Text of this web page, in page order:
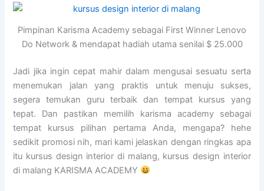
Pimpinan Karisma Academy sebagai First Winner Lenovo
Do Network & mendapat hadiah utama senilai $ 25.000
Jadi jika ingin cepat mahir dalam mengusai sesuatu serta
menemukan jalan yang praktis untuk menuju sukses,
segera temukan guru terbaik dan tempat kursus yang
tepat. Dan pastikan memilih karisma academy sebagai
tempat kursus pilihan pertama Anda, mengapa? hehe
sedikit promosi nih, mari kami jelaskan dengan ringkas apa
itu kursus design interior di malang, kursus design interior
di malang KARISMA ACADEMY